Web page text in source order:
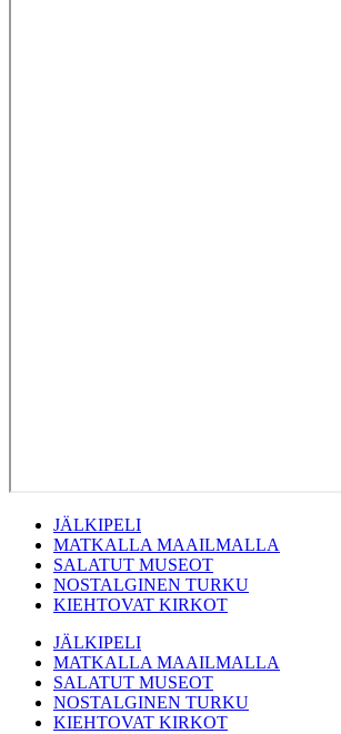
JÄLKIPELI
MATKALLA MAAILMALLA
SALATUT MUSEOT
NOSTALGINEN TURKU
KIEHTOVAT KIRKOT
JÄLKIPELI
MATKALLA MAAILMALLA
SALATUT MUSEOT
NOSTALGINEN TURKU
KIEHTOVAT KIRKOT